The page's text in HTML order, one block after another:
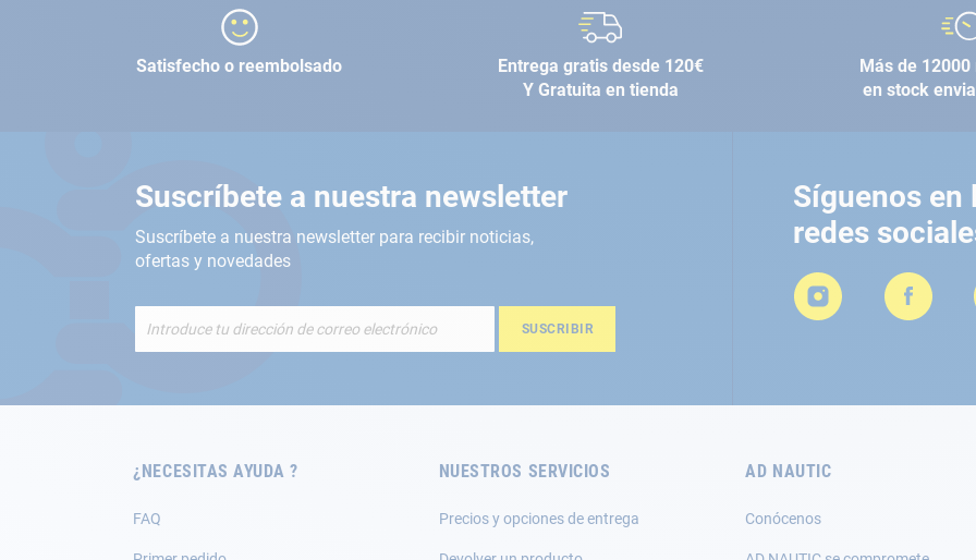
Satisfecho o reembolsado
Entrega gratis desde 120€
Y Gratuita en tienda
Más de
en stock
Suscríbete a nuestra newsletter
Suscríbete a nuestra newsletter para recibir noticias,
ofertas y novedades
de
SUSCRIBIR
Síguenos en
redes
¿NECESITAS AYUDA ?
FAQ
NUESTROS SERVICIOS
Precios y opciones de entrega
AD NAUTIC
Conócenos